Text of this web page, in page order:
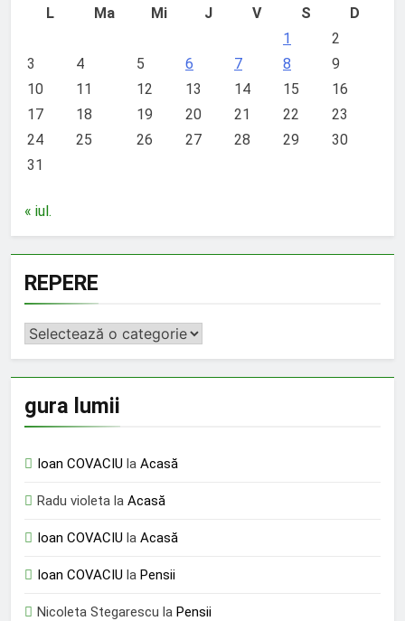
L
Ma Mi J V S
D
1
2
3
4 5 6 7 8
9
10
11 12 13 14 15
16
17
18 19 20 21 22
23
24
25 26 27 28 29
30
31
« iul.
REPERE
REPERE
gura lumii
Ioan COVACIU la Acasă
Radu violeta la Acasă
Ioan COVACIU la Acasă
Ioan COVACIU la Pensii
Nicoleta Stegarescu la Pensii